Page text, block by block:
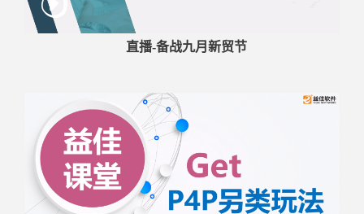
直播-备战九月新贸节